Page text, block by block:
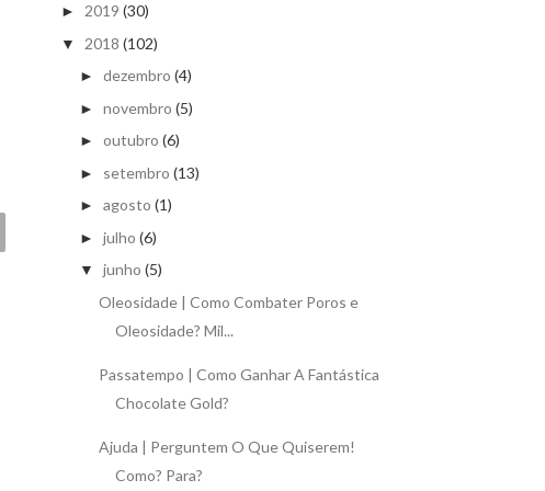
► 2019 (30)
▼ 2018 (102)
► dezembro (4)
► novembro (5)
► outubro (6)
► setembro (13)
► agosto (1)
► julho (6)
▼ junho (5)
Oleosidade | Como Combater Poros e
Oleosidade? Mil...
Passatempo | Como Ganhar A Fantástica
Chocolate Gold?
Ajuda | Perguntem O Que Quiserem!
Como? Para?